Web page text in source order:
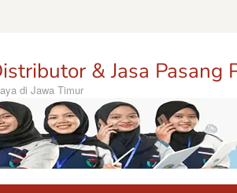
& Jasa Pasang
di Jawa Timur